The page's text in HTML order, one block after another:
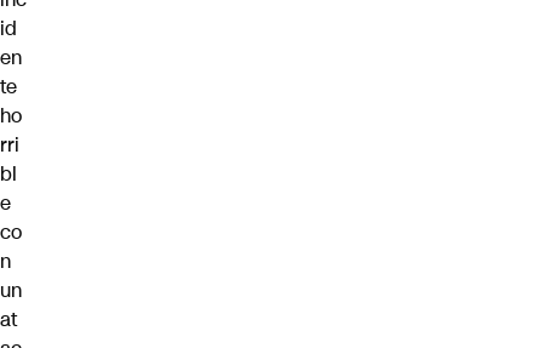
id
en
te
ho
rri
bl
e
co
n
un
at